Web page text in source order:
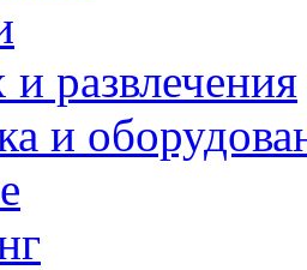
развлечения
и